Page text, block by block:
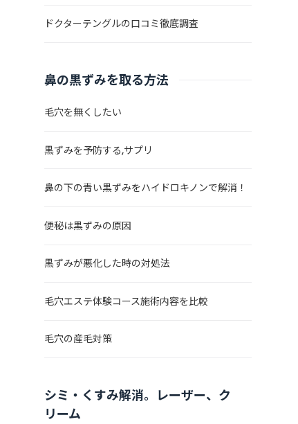
ドクターテングルの口コミ徹底調査
鼻の黒ずみを取る方法
毛穴を無くしたい
黒ずみを予防する,サプリ
鼻の下の青い黒ずみをハイドロキノンで解消！
便秘は黒ずみの原因
黒ずみが悪化した時の対処法
毛穴エステ体験コース施術内容を比較
毛穴の産毛対策
シミ・くすみ解消。レーザー、ク
リーム